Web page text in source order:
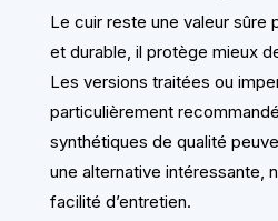
Le cuir reste une valeur sûre
et durable, il protège mieux
Les versions traitées ou
particulièrement
synthétiques de qualité
une alternative intéressante,
facilité d’entretien.